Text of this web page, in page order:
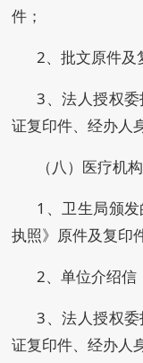
件；
2、批文原件及
3、法人授权
证复印件、经办人
（八）医疗机
1、卫生局颁
执照》原件及复印
2、单位介绍信
3、法人授权
证复印件、经办人